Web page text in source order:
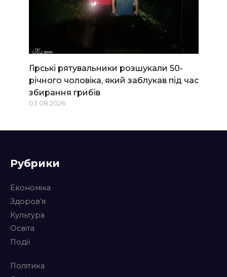
Гірські рятувальники розшукали 50-
річного чоловіка, який заблукав під час
збирання грибів
03.08.2026
Рубрики
Економіка
Здоров’я
Культура
Освіта
Події
Політика